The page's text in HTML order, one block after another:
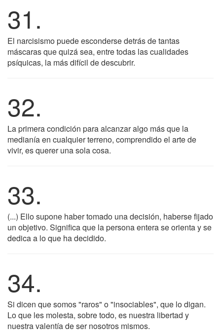
31.
El narcisismo puede esconderse detrás de tantas
máscaras que quizá sea, entre todas las cualidades
psíquicas, la más difícil de descubrir.
32.
La primera condición para alcanzar algo más que la
medianía en cualquier terreno, comprendido el arte de
vivir, es querer una sola cosa.
33.
(...) Ello supone haber tomado una decisión, haberse fijado
un objetivo. Significa que la persona entera se orienta y se
dedica a lo que ha decidido.
34.
Si dicen que somos "raros" o "insociables", que lo digan.
Lo que les molesta, sobre todo, es nuestra libertad y
nuestra valentía de ser nosotros mismos.